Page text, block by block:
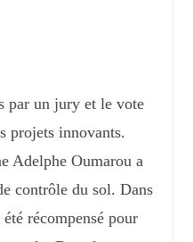
par un jury et le vote
projets innovants.
Adelphe Oumarou a
contrôle du sol. Dans
récompensé pour